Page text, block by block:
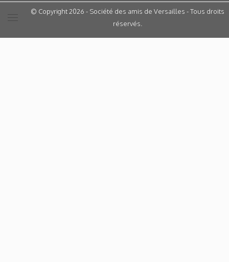
© Copyright 2026 - Société des amis de Versailles - Tous droits
réservés.